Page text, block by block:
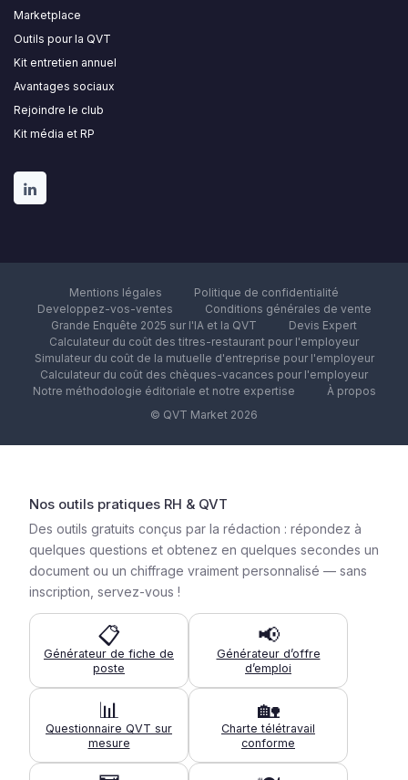
Marketplace
Outils pour la QVT
Kit entretien annuel
Avantages sociaux
Rejoindre le club
Kit média et RP
Mentions légales
Politique de confidentialité
Developpez-vos-ventes
Conditions générales de vente
Grande Enquête 2025 sur l'IA et la QVT
Devis Expert
Calculateur du coût des titres-restaurant pour l'employeur
Simulateur du coût de la mutuelle d'entreprise pour l'employeur
Calculateur du coût des chèques-vacances pour l'employeur
Notre méthodologie éditoriale et notre expertise
À propos
© QVT Market 2026
Nos outils pratiques RH & QVT
Des outils gratuits conçus par la rédaction : répondez à
quelques questions et obtenez en quelques secondes un
document ou un chiffrage vraiment personnalisé — sans
inscription, servez-vous !
📋
Générateur de fiche de
poste
📢
Générateur d’offre
d’emploi
📊
Questionnaire QVT sur
mesure
🏡
Charte télétravail
conforme